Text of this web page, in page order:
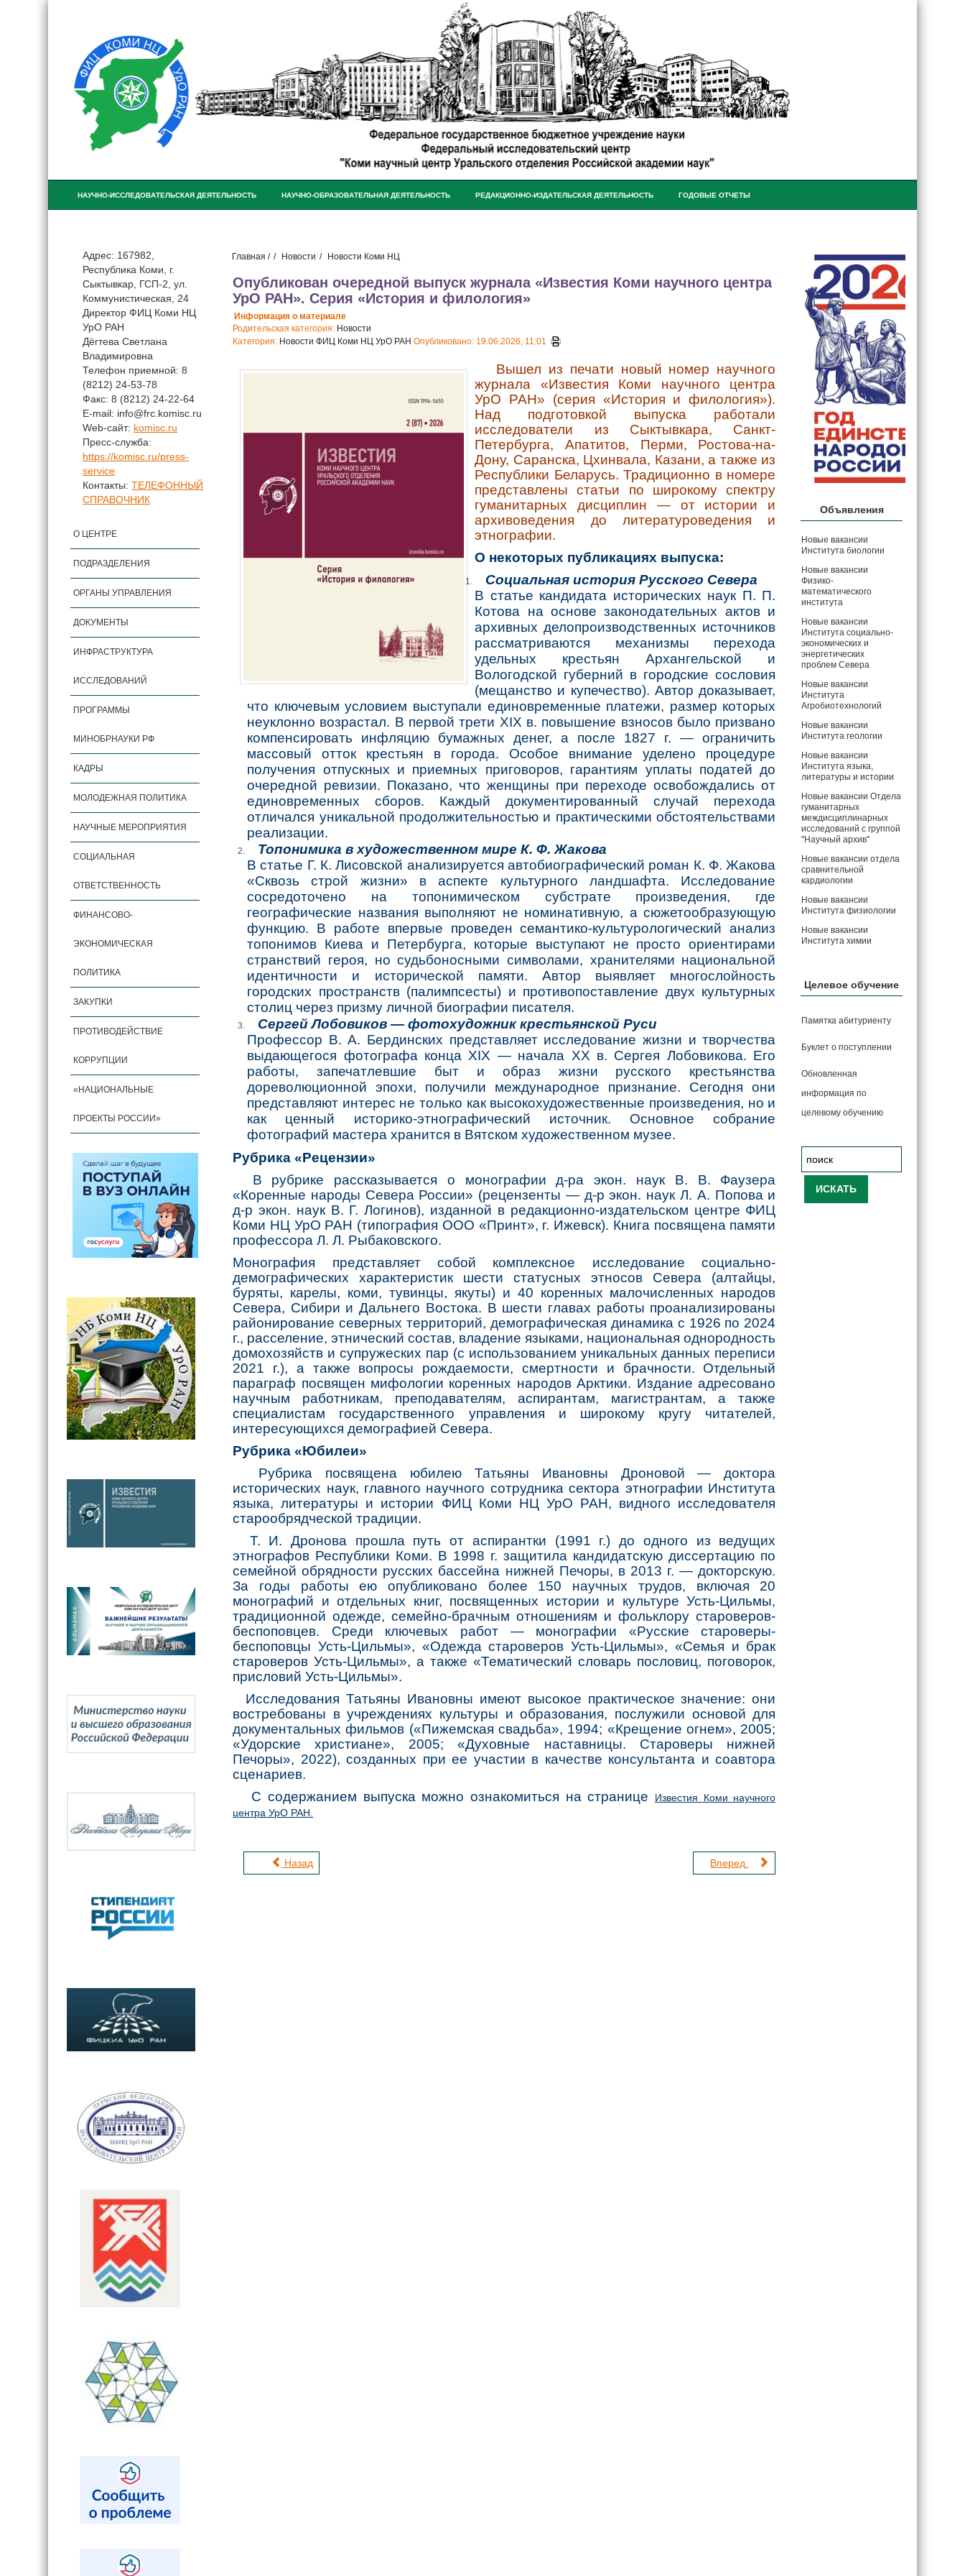
НАУЧНО-ИССЛЕДОВАТЕЛЬСКАЯ ДЕЯТЕЛЬНОСТЬ НАУЧНО-ОБРАЗОВАТЕЛЬНАЯ ДЕЯТЕЛЬНОСТЬ РЕДАКЦИОННО-ИЗДАТЕЛЬСКАЯ ДЕЯТЕЛЬНОСТЬ ГОДОВЫЕ ОТЧЕТЫ
Адрес: 167982,
Республика Коми, г.
Сыктывкар, ГСП-2, ул.
Коммунистическая, 24
Директор ФИЦ Коми НЦ
УрО РАН
Дёгтева Светлана
Владимировна
Телефон приемной: 8
(8212) 24-53-78
Факс: 8 (8212) 24-22-64
E-mail: info@frc.komisc.ru
Web-сайт: komisc.ru
Пресс-служба:
https://komisc.ru/press-
service
Контакты:ТЕЛЕФОННЫЙ
СПРАВОЧНИК
О ЦЕНТРЕ
ПОДРАЗДЕЛЕНИЯ
ОРГАНЫ УПРАВЛЕНИЯ
ДОКУМЕНТЫ
ИНФРАСТРУКТУРА
ИССЛЕДОВАНИЙ
ПРОГРАММЫ
МИНОБРНАУКИ РФ
КАДРЫ
МОЛОДЕЖНАЯ ПОЛИТИКА
НАУЧНЫЕ МЕРОПРИЯТИЯ
СОЦИАЛЬНАЯ
ОТВЕТСТВЕННОСТЬ
ФИНАНСОВО-
ЭКОНОМИЧЕСКАЯ
ПОЛИТИКА
ЗАКУПКИ
ПРОТИВОДЕЙСТВИЕ
КОРРУПЦИИ
«НАЦИОНАЛЬНЫЕ
ПРОЕКТЫ РОССИИ»
Главная / Новости Новости Коми НЦ
Опубликован очередной выпуск журнала «Известия Коми научного центра
УрО РАН». Серия «История и филология»
Информация о материале
Родительская категория: Новости
Категория: Новости ФИЦ Коми НЦ УрО РАН Опубликовано: 19.06.2026, 11:01
Вышел из печати новый номер научного
журнала «Известия Коми научного центра
УрО РАН» (серия «История и филология»).
Над подготовкой выпуска работали
исследователи из Сыктывкара, Санкт-
Петербурга, Апатитов, Перми, Ростова-на-
Дону, Саранска, Цхинвала, Казани, а также из
Республики Беларусь. Традиционно в номере
представлены статьи по широкому спектру
гуманитарных дисциплин — от истории и
архивоведения до литературоведения и
этнографии.
О некоторых публикациях выпуска:
Социальная история Русского Севера
В статье кандидата исторических наук П. П.
Котова на основе законодательных актов и
архивных делопроизводственных источников
рассматриваются механизмы перехода
удельных крестьян Архангельской и
Вологодской губерний в городские сословия
(мещанство и купечество). Автор доказывает,
что ключевым условием выступали единовременные платежи, размер которых
неуклонно возрастал. В первой трети XIX в. повышение взносов было призвано
компенсировать инфляцию бумажных денег, а после 1827 г. — ограничить
массовый отток крестьян в города. Особое внимание уделено процедуре
получения отпускных и приемных приговоров, гарантиям уплаты податей до
очередной ревизии. Показано, что женщины при переходе освобождались от
единовременных сборов. Каждый документированный случай перехода
отличался уникальной продолжительностью и практическими обстоятельствами
реализации.
Топонимика в художественном мире К. Ф. Жакова
В статье Г. К. Лисовской анализируется автобиографический роман К. Ф. Жакова
«Сквозь строй жизни» в аспекте культурного ландшафта. Исследование
сосредоточено на топонимическом субстрате произведения, где
географические названия выполняют не номинативную, а сюжетообразующую
функцию. В работе впервые проведен семантико-культурологический анализ
топонимов Киева и Петербурга, которые выступают не просто ориентирами
странствий героя, но судьбоносными символами, хранителями национальной
идентичности и исторической памяти. Автор выявляет многослойность
городских пространств (палимпсесты) и противопоставление двух культурных
столиц через призму личной биографии писателя.
Сергей Лобовиков — фотохудожник крестьянской Руси
Профессор В. А. Бердинских представляет исследование жизни и творчества
выдающегося фотографа конца XIX — начала XX в. Сергея Лобовикова. Его
работы, запечатлевшие быт и образ жизни русского крестьянства
дореволюционной эпохи, получили международное признание. Сегодня они
представляют интерес не только как высокохудожественные произведения, но и
как ценный историко-этнографический источник. Основное собрание
фотографий мастера хранится в Вятском художественном музее.
Рубрика «Рецензии»
В рубрике рассказывается о монографии д-ра экон. наук В. В. Фаузера
«Коренные народы Севера России» (рецензенты — д-р экон. наук Л. А. Попова и
д-р экон. наук В. Г. Логинов), изданной в редакционно-издательском центре ФИЦ
Коми НЦ УрО РАН (типография ООО «Принт», г. Ижевск). Книга посвящена памяти
профессора Л. Л. Рыбаковского.
Монография представляет собой комплексное исследование социально-
демографических характеристик шести статусных этносов Севера (алтайцы,
буряты, карелы, коми, тувинцы, якуты) и 40 коренных малочисленных народов
Севера, Сибири и Дальнего Востока. В шести главах работы проанализированы
районирование северных территорий, демографическая динамика с 1926 по 2024
г., расселение, этнический состав, владение языками, национальная однородность
домохозяйств и супружеских пар (с использованием уникальных данных переписи
2021 г.), а также вопросы рождаемости, смертности и брачности. Отдельный
параграф посвящен мифологии коренных народов Арктики. Издание адресовано
научным работникам, преподавателям, аспирантам, магистрантам, а также
специалистам государственного управления и широкому кругу читателей,
интересующихся демографией Севера.
Рубрика «Юбилеи»
Рубрика посвящена юбилею Татьяны Ивановны Дроновой — доктора
исторических наук, главного научного сотрудника сектора этнографии Института
языка, литературы и истории ФИЦ Коми НЦ УрО РАН, видного исследователя
старообрядческой традиции.
Т. И. Дронова прошла путь от аспирантки (1991 г.) до одного из ведущих
этнографов Республики Коми. В 1998 г. защитила кандидатскую диссертацию по
семейной обрядности русских бассейна нижней Печоры, в 2013 г. — докторскую.
За годы работы ею опубликовано более 150 научных трудов, включая 20
монографий и отдельных книг, посвященных истории и культуре Усть-Цильмы,
традиционной одежде, семейно-брачным отношениям и фольклору староверов-
беспоповцев. Среди ключевых работ — монографии «Русские староверы-
беспоповцы Усть-Цильмы», «Одежда староверов Усть-Цильмы», «Семья и брак
староверов Усть-Цильмы», а также «Тематический словарь пословиц, поговорок,
присловий Усть-Цильмы».
Исследования Татьяны Ивановны имеют высокое практическое значение: они
востребованы в учреждениях культуры и образования, послужили основой для
документальных фильмов («Пижемская свадьба», 1994; «Крещение огнем», 2005;
«Удорские христиане», 2005; «Духовные наставницы. Староверы нижней
Печоры», 2022), созданных при ее участии в качестве консультанта и соавтора
сценариев.
С содержанием выпуска можно ознакомиться на странице
Известия Коми научного
центра УрО РАН.
Назад Вперед
Объявления
Новые вакансии
Института биологии
Новые вакансии
Физико-
математического
института
Новые вакансии
Института социально-
экономических и
энергетических
проблем Севера
Новые вакансии
Института
Агробиотехнологий
Новые вакансии
Института геологии
Новые вакансии
Института языка,
литературы и истории
Новые вакансии Отдела
гуманитарных
междисциплинарных
исследований с группой
"Научный архив"
Новые вакансии отдела
сравнительной
кардиологии
Новые вакансии
Института физиологии
Новые вакансии
Института химии
Целевое обучение
Памятка абитуриенту
Буклет о поступлении
Обновленная
информация по
целевому обучению